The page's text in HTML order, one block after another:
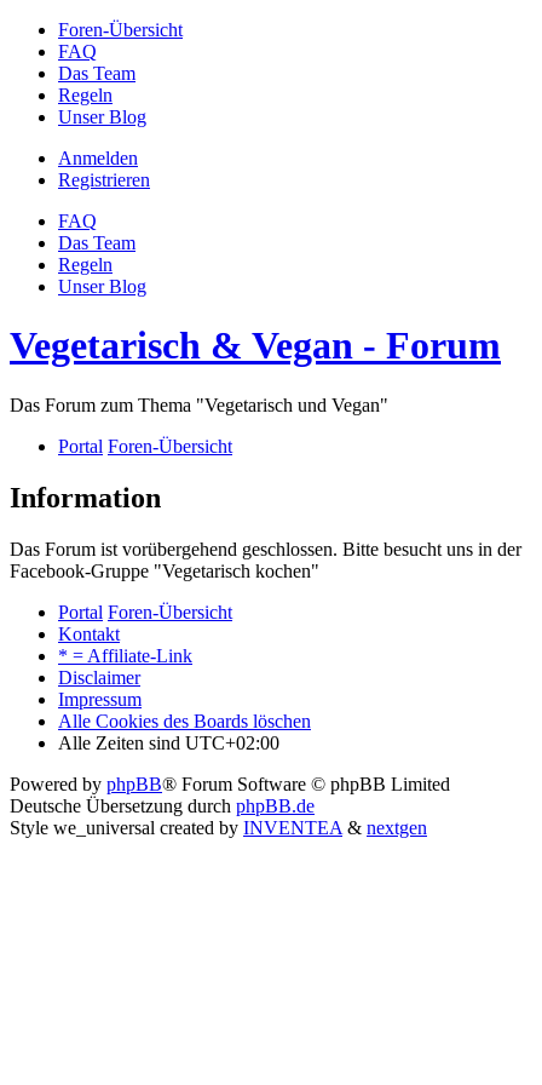
Foren-Übersicht
FAQ
Das Team
Regeln
Unser Blog
Anmelden
Registrieren
FAQ
Das Team
Regeln
Unser Blog
Vegetarisch & Vegan - Forum
Das Forum zum Thema "Vegetarisch und Vegan"
Portal Foren-Übersicht
Information
Das Forum ist vorübergehend geschlossen. Bitte besucht uns in der
Facebook-Gruppe "Vegetarisch kochen"
Portal Foren-Übersicht
Kontakt
* = Affiliate-Link
Disclaimer
Impressum
Alle Cookies des Boards löschen
Alle Zeiten sind UTC+02:00
Powered by phpBB® Forum Software © phpBB Limited
Deutsche Übersetzung durch phpBB.de
Style we_universal created by INVENTEA & nextgen